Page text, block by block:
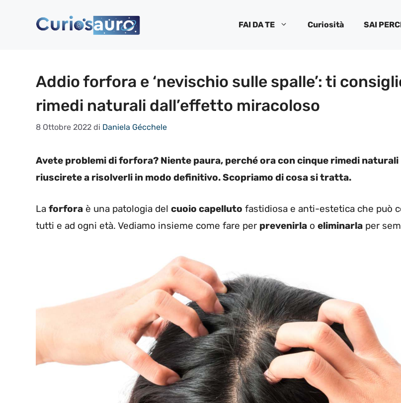
FAI DA TE Curiosità SAI
Addio forfora e ‘nevischio sulle spalle’: ti
rimedi naturali dall’effetto miracoloso
8 Ottobre 2022 di Daniela Gécchele
Avete problemi di forfora? Niente paura, perché ora con cinque rimedi naturali
riuscirete a risolverli in modo definitivo. Scopriamo di cosa si tratta.
La forfora è una patologia del cuoio capelluto fastidiosa e anti-estetica che può
tutti e ad ogni età. Vediamo insieme come fare per prevenirla o eliminarla per